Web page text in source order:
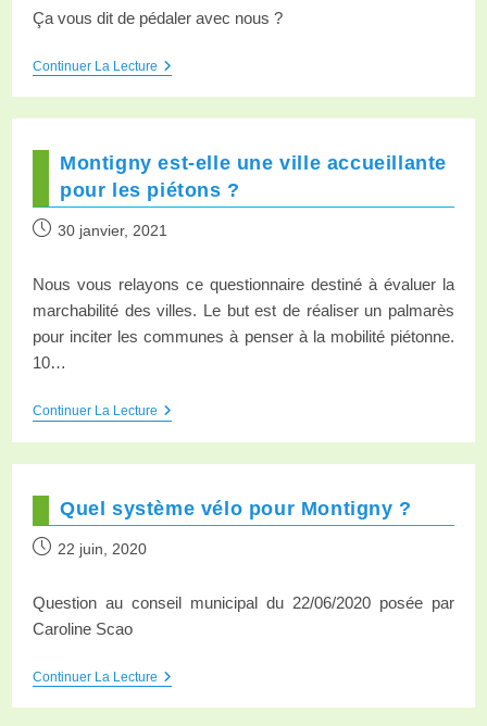
Ça vous dit de pédaler avec nous ?
Continuer La Lecture
Montigny est-elle une ville accueillante
pour les piétons ?
30 janvier, 2021
Nous vous relayons ce questionnaire destiné à évaluer la
marchabilité des villes. Le but est de réaliser un palmarès
pour inciter les communes à penser à la mobilité piétonne.
10…
Continuer La Lecture
Quel système vélo pour Montigny ?
22 juin, 2020
Question au conseil municipal du 22/06/2020 posée par
Caroline Scao
Continuer La Lecture